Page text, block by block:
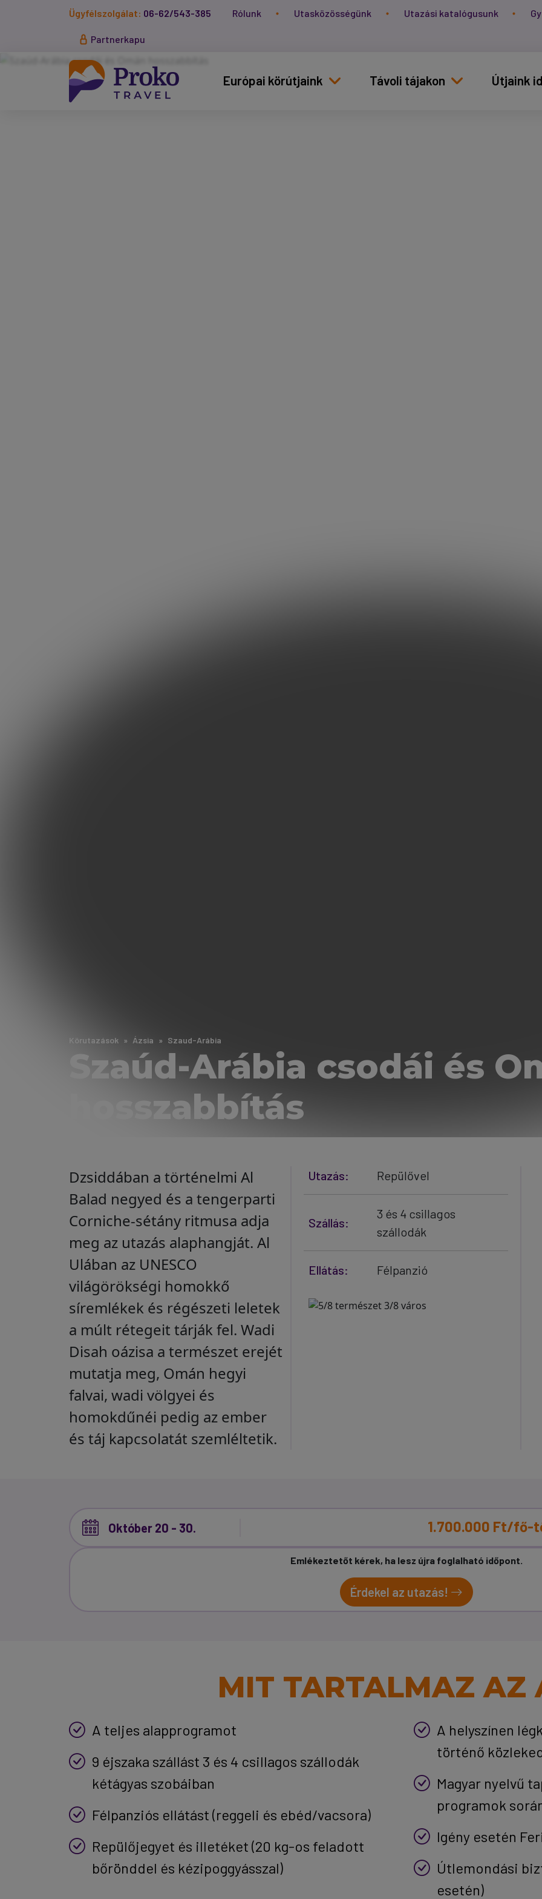
Ügyfélszolgálat: 06-62/543-385 Rólunk Utasközösségünk Utazási katalógusunk
Partnerkapu
Európai körútjaink Távoli tájakon Útjaink
Körutazások Ázsia Szaud-Arábia
Szaúd-Arábia csodái és
hosszabbítás
Dzsiddában a történelmi Al
Balad negyed és a tengerparti
Corniche-sétány ritmusa adja
meg az utazás alaphangját. Al
Ulában az UNESCO
világörökségi homokkő
síremlékek és régészeti leletek
a múlt rétegeit tárják fel. Wadi
Disah oázisa a természet erejét
mutatja meg, Omán hegyi
falvai, wadi völgyei és
homokdűnéi pedig az ember
és táj kapcsolatát szemléltetik.
Utazás: Repülővel
Szállás:
3 és 4 csillagos
szállodák
Ellátás: Félpanzió
Október 20 - 30. 1.700.000 Ft/fő-
Emlékeztetőt kérek, ha lesz újra foglalható időpont.
Érdekel az utazás!
MIT TARTALMAZ AZ
A teljes alapprogramot
9 éjszaka szállást 3 és 4 csillagos szállodák
kétágyas szobáiban
Félpanziós ellátást (reggeli és ebéd/vacsora)
Repülőjegyet és illetéket (20 kg-os feladott
bőrönddel és kézipoggyásszal)
A helyszínen
történő
Magyar nyelvű
programok
Igény esetén
Útlemondási
esetén)